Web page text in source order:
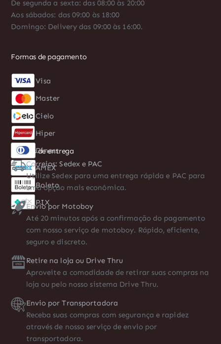
De segunda a sexta: das 08:00 às 20:00
Aos sábados: das 09:00 às 18:00
Domingo: Delivery das 09:00 às 16:00.
Formas de pagamento
Visa
Master
Cielo
Hiper
Formas de entrega
Correios: Sedex e PAC
Utilize Sedex para uma entrega rápida e PAC para
uma opção mais econômica.
Envio por Motoboy
Até 20 minutos após a confirmação do pagamento
com nosso serviço de motoboy. Rápido, eficiente,
seguro e discreto.
Retire na loja ou Drive Thru
Aproveite a comodidade de retirar suas compras na
loja ou pelo nosso sistema Drive Thru.
Envio por Transportadora
Receba suas compras com segurança e rapidez
através de nosso serviço de envio por
transportadora.